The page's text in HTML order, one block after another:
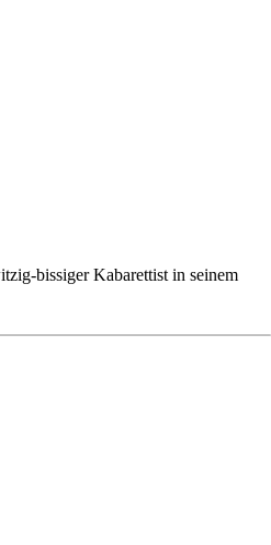
bissiger Kabarettist in seinem